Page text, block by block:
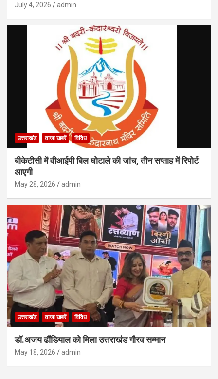
July 4, 2026 admin
उत्तराखंड ताजा खबरें विविध
बीकेटीसी में वीआईपी बिल घोटाले की जांच, तीन सप्ताह में रिपोर्ट
आएगी
May 28, 2026 admin
उत्तराखंड ताजा खबरें विविध
डॉ.अजय ढौंडियाल को मिला उत्तराखंड गौरव सम्मान
May 18, 2026 admin